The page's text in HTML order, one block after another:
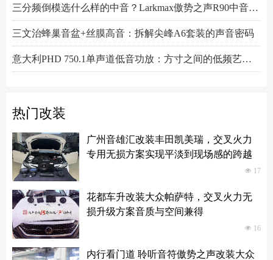
热门改装
广州音雄汇改装丰田凯美瑞，交叉火力
专用无损方案实现平淡到现场感的跨越
넶 17
花都车升改装大众帕萨特，交叉火力无
损升级方案音质与空间兼得
넶 16
内行看门道 聆听音符傲势之声改装大众
三文治蜂巢音盆+丝膜高音：拆解尖峰A6套装的声音密码